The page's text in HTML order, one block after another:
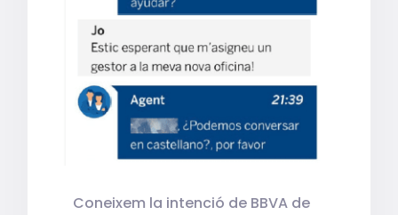
Coneixem la intenció de BBVA de